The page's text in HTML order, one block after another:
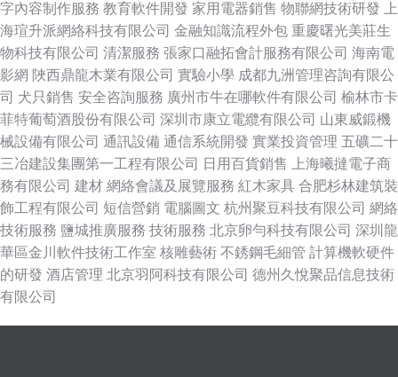
字內容制作服務 教育軟件開發 家用電器銷售 物聯網技術研發
上
海瑄升派網絡科技有限公司 金融知識流程外包 重慶曙光美莊生
物科技有限公司 清潔服務 張家口融拓會計服務有限公司 海南電
影網 陜西鼎龍木業有限公司 實驗小學 成都九洲管理咨詢有限公
司 犬只銷售 安全咨詢服務 廣州市牛在哪軟件有限公司 榆林市卡
菲特葡萄酒股份有限公司 深圳市康立電纜有限公司 山東威鍛機
械設備有限公司 通訊設備 通信系統開發 實業投資管理 五礦二十
三冶建設集團第一工程有限公司
日用百貨銷售
上海曦撻電子商
務有限公司 建材 網絡會議及展覽服務 紅木家具 合肥杉林建筑裝
飾工程有限公司 短信營銷 電腦圖文 杭州聚豆科技有限公司 網絡
技術服務 鹽城推廣服務 技術服務 北京卵勻科技有限公司 深圳龍
華區金川軟件技術工作室 核雕藝術 不銹鋼毛細管 計算機軟硬件
的研發 酒店管理 北京羽阿科技有限公司 德州久悅聚品信息技術
有限公司